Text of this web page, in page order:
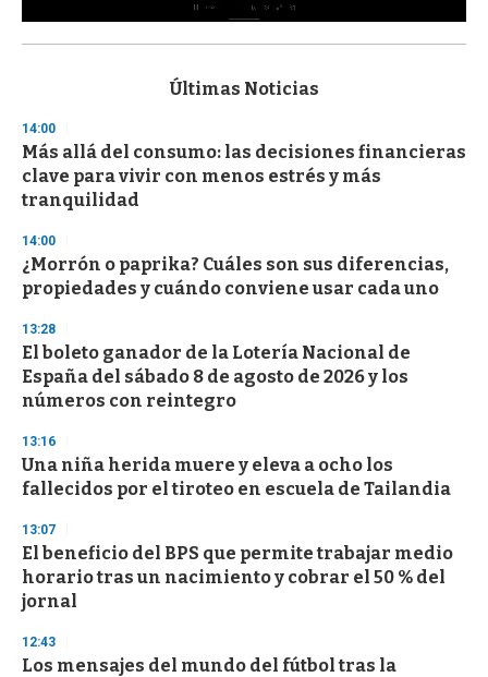
s
d
s
o
f
3
s
c
o
d
s
Últimas Noticias
14:00
Más allá del consumo: las decisiones financieras
clave para vivir con menos estrés y más
tranquilidad
14:00
¿Morrón o paprika? Cuáles son sus diferencias,
propiedades y cuándo conviene usar cada uno
13:28
El boleto ganador de la Lotería Nacional de
España del sábado 8 de agosto de 2026 y los
números con reintegro
13:16
Una niña herida muere y eleva a ocho los
fallecidos por el tiroteo en escuela de Tailandia
13:07
El beneficio del BPS que permite trabajar medio
horario tras un nacimiento y cobrar el 50 % del
jornal
12:43
Los mensajes del mundo del fútbol tras la